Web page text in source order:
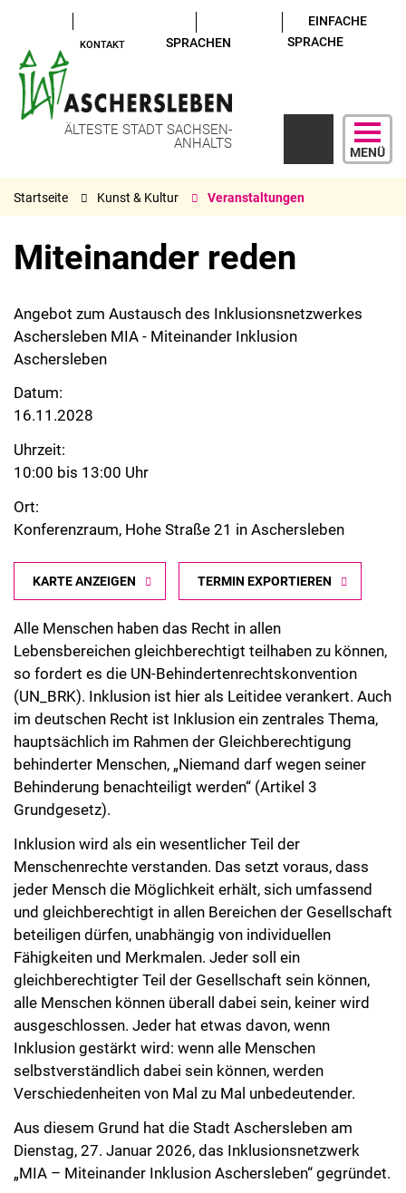
KONTAKT SPRACHEN
EINFACHE
SPRACHE
ÄLTESTE STADT SACHSEN-
ANHALTS
MENÜ
Startseite Kunst & Kultur Veranstaltungen
Miteinander reden
Angebot zum Austausch des Inklusionsnetzwerkes
Aschersleben MIA - Miteinander Inklusion
Aschersleben
Datum:
16.11.2028
Uhrzeit:
10:00 bis 13:00 Uhr
Ort:
Konferenzraum, Hohe Straße 21 in Aschersleben
KARTE ANZEIGEN TERMIN EXPORTIEREN
Alle Menschen haben das Recht in allen
Lebensbereichen gleichberechtigt teilhaben zu können,
so fordert es die UN-Behindertenrechtskonvention
(UN_BRK). Inklusion ist hier als Leitidee verankert. Auch
im deutschen Recht ist Inklusion ein zentrales Thema,
hauptsächlich im Rahmen der Gleichberechtigung
behinderter Menschen, „Niemand darf wegen seiner
Behinderung benachteiligt werden“ (Artikel 3
Grundgesetz).
Inklusion wird als ein wesentlicher Teil der
Menschenrechte verstanden. Das setzt voraus, dass
jeder Mensch die Möglichkeit erhält, sich umfassend
und gleichberechtigt in allen Bereichen der Gesellschaft
beteiligen dürfen, unabhängig von individuellen
Fähigkeiten und Merkmalen. Jeder soll ein
gleichberechtigter Teil der Gesellschaft sein können,
alle Menschen können überall dabei sein, keiner wird
ausgeschlossen. Jeder hat etwas davon, wenn
Inklusion gestärkt wird: wenn alle Menschen
selbstverständlich dabei sein können, werden
Verschiedenheiten von Mal zu Mal unbedeutender.
Aus diesem Grund hat die Stadt Aschersleben am
Dienstag, 27. Januar 2026, das Inklusionsnetzwerk
„MIA – Miteinander Inklusion Aschersleben“ gegründet.